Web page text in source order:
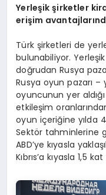
Yerleşik şirketler
erişim
Türk şirketleri de
bulunabiliyor.
doğrudan Rusya
Rusya oyun pazarı
oyuncunun yer
etkileşim
oyun içeriğine yılda
Sektör tahminlerine
ABD’ye kıyasla
Kıbrıs’a kıyasla 1,5